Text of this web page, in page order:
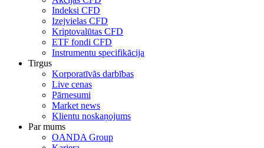
Indeksi CFD
Izejvielas CFD
Kriptovalūtas CFD
ETF fondi CFD
Instrumentu specifikācija
Tirgus
Korporatīvās darbības
Live cenas
Pārnesumi
Market news
Klientu noskaņojums
Par mums
OANDA Group